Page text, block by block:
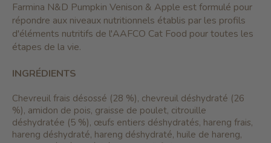
Farmina N&D Pumpkin Venison & Apple est formulé pour
répondre aux niveaux nutritionnels établis par les profils
d'éléments nutritifs de l'AAFCO Cat Food pour toutes les
étapes de la vie.
INGRÉDIENTS
Chevreuil frais désossé (28 %), chevreuil déshydraté (26
%), amidon de pois, graisse de poulet, citrouille
déshydratée (5 %), œufs entiers déshydratés, hareng frais,
hareng déshydraté, hareng déshydraté, huile de hareng,